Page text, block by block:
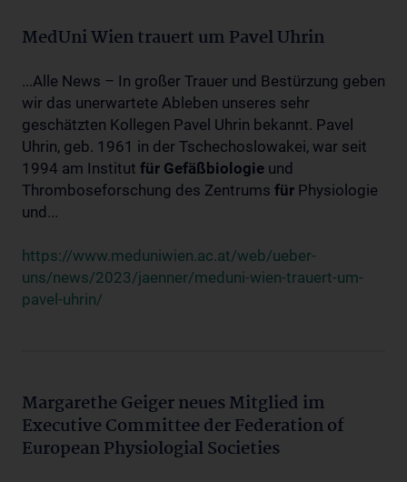
MedUni Wien trauert um Pavel Uhrin
...Alle News – In großer Trauer und Bestürzung geben
wir das unerwartete Ableben unseres sehr
geschätzten Kollegen Pavel Uhrin bekannt. Pavel
Uhrin, geb. 1961 in der Tschechoslowakei, war seit
1994 am Institut für Gefäßbiologie und
Thromboseforschung des Zentrums für Physiologie
und...
https://www.meduniwien.ac.at/web/ueber-
uns/news/2023/jaenner/meduni-wien-trauert-um-
pavel-uhrin/
Margarethe Geiger neues Mitglied im
Executive Committee der Federation of
European Physiologial Societies